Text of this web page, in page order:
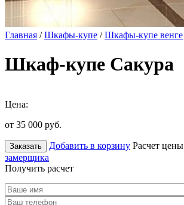
Главная /Шкафы-купе /Шкафы-купе венге
Шкаф-купе Сакура
Цена:
от 35 000 руб.
Заказать Добавить в корзину Расчет цены
замерщика
Получить расчет